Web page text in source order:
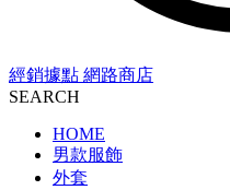
經銷據點 網路商店
SEARCH
HOME
男款服飾
外套